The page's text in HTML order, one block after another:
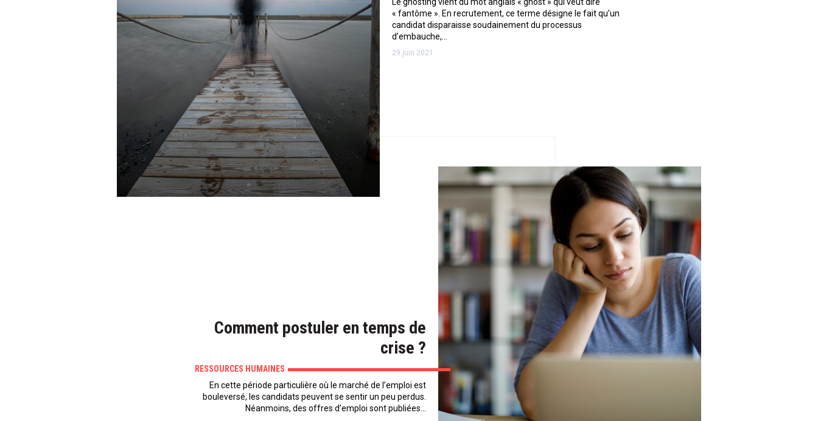
« fantôme ». En recrutement, ce terme désigne le fait qu’un
candidat disparaisse soudainement du processus
d’embauche,…
29 juin 2021
Comment postuler en temps de
crise ?
RESSOURCES HUMAINES
En cette période particulière où le marché de l’emploi est
bouleversé, les candidats peuvent se sentir un peu perdus.
Néanmoins, des offres d’emploi sont publiées…